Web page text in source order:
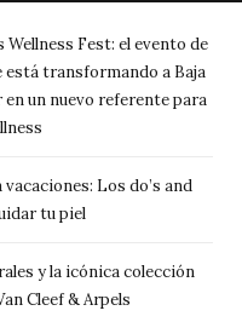
Wellness Fest: el evento de
está transformando a Baja
un nuevo referente para
Los do’s and
tu piel
y la icónica colección
Cleef & Arpels